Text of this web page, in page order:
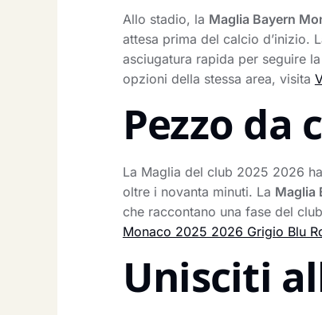
Allo stadio, la Maglia Bayern
attesa prima del calcio d’inizio.
asciugatura rapida per seguire
opzioni della stessa area, visita
Pezzo da
La Maglia del club 2025 2026
oltre i novanta minuti. La Maglia
che raccontano una fase del
Monaco 2025 2026 Grigio Blu
Unisciti